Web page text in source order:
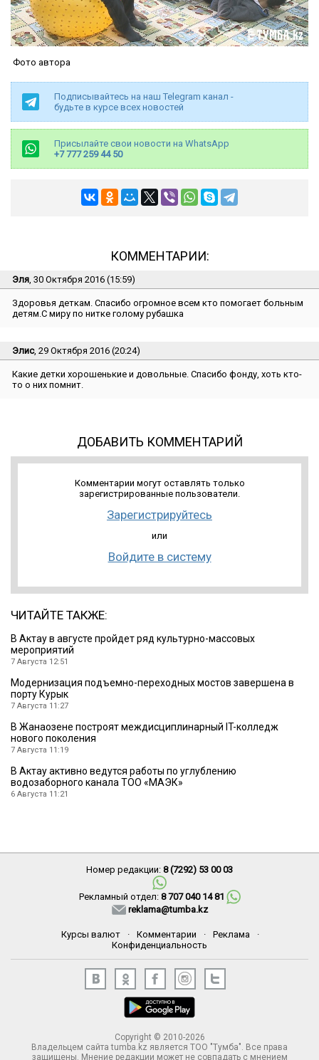
Фото автора
Подписывайтесь на наш Telegram канал -
будьте в курсе всех новостей
Присылайте свои новости на WhatsApp
+7 777 259 44 50
КОММЕНТАРИИ:
Эля, 30 Октября 2016 (15:59)
Здоровья деткам. Спасибо огромное всем кто помогает больным
детям.С миру по нитке голому рубашка
Элис, 29 Октября 2016 (20:24)
Какие детки хорошенькие и довольные. Спасибо фонду, хоть кто-
то о них помнит.
ДОБАВИТЬ КОММЕНТАРИЙ
Комментарии могут оставлять только
зарегистрированные пользователи.
Зарегистрируйтесь
или
Войдите в систему
ЧИТАЙТЕ ТАКЖЕ:
В Актау в августе пройдет ряд культурно-массовых
мероприятий
7 Августа 12:51
Модернизация подъемно-переходных мостов завершена в
порту Курык
7 Августа 11:27
В Жанаозене построят междисциплинарный IT-колледж
нового поколения
7 Августа 11:19
В Актау активно ведутся работы по углублению
водозаборного канала ТОО «МАЭК»
6 Августа 11:21
Номер редакции: 8 (7292) 53 00 03
Рекламный отдел: 8 707 040 14 81
reklama@tumba.kz
Курсы валют · Комментарии · Реклама
·
Конфиденциальность
Copyright © 2010-2026
Владельцем сайта tumba.kz является ТОО "Тумба". Все права
защищены. Мнение редакции может не совпадать с мнением